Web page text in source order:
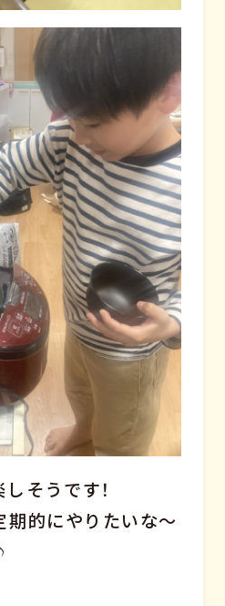
そうです！
期的にやりたいな～